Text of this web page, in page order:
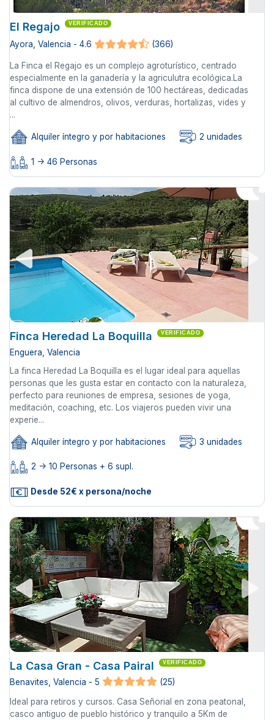
El Regajo VERIFICADO
Ayora, Valencia - 4.6 (366)
La Finca el Regajo es un complejo agroturístico, centrado
especialmente en la ganadería y la agriculutra ecológica.La
finca dispone de una extensión de 100 hectáreas, dedicadas
al cultivo de almendros, olivos, verduras, hortalizas, vides y
...
Alquiler íntegro y por habitaciones 2 unidades
1 -> 46 Personas
Finca Heredad La Boquilla VERIFICADO
Enguera, Valencia
La finca Heredad La Boquilla es el lugar ideal para aquellas
personas que les gusta estar en contacto con la naturaleza,
perfecto para reuniones de empresa, sesiones de yoga,
meditación, coaching, etc. Los viajeros pueden vivir una
experie...
Alquiler íntegro y por habitaciones 3 unidades
2 -> 10 Personas + 6 supl.
Desde 52€ x persona/noche
La Casa Gran - Casa Pairal VERIFICADO
Benavites, Valencia - 5 (25)
Ideal para retiros y cursos. Casa Señorial en zona peatonal,
casco antiguo de pueblo histórico y tranquilo a 5Km de